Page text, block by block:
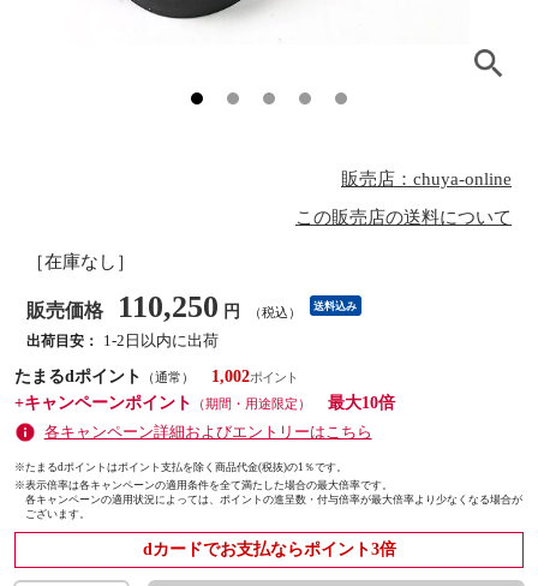
販売店：chuya-online
この販売店の送料について
［在庫なし］
販売価格 110,250 円 （税込） 送料込み
出荷目安：
1-2日以内に出荷
たまるdポイント
（通常）
1,002
+キャンペーンポイント
（期間・用途限定）
最大10倍
各キャンペーン詳細およびエントリーはこちら
※たまるdポイントはポイント支払を除く商品代金(税抜)の1％です。
※表示倍率は各キャンペーンの適用条件を全て満たした場合の最大倍率です。
各キャンペーンの適用状況によっては、ポイントの進呈数・付与倍率が最大倍率より少なくなる場合が
ございます。
dカードでお支払ならポイント3倍